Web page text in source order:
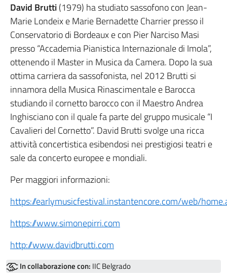
David Brutti(1979) ha studiato sassofono con Jean-
Marie Londeix e Marie Bernadette Charrier presso il
Conservatorio di Bordeaux e con Pier Narciso Masi
presso “Accademia Pianistica Internazionale di Imola”,
ottenendo il Master in Musica da Camera. Dopo la sua
ottima carriera da sassofonista, nel 2012 Brutti si
innamora della Musica Rinascimentale e Barocca
studiando il cornetto barocco con il Maestro Andrea
Inghisciano con il quale fa parte del gruppo musicale “I
Cavalieri del Cornetto”. David Brutti svolge una ricca
attività concertistica esibendosi nei prestigiosi teatri e
sale da concerto europee e mondiali.
Per maggiori informazioni:
https://earlymusicfestival.instantencore.com/web/
https://www.simonepirri.com
http://www.davidbrutti.com
In collaborazione con: IIC Belgrado